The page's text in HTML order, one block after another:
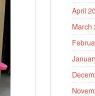
April
March